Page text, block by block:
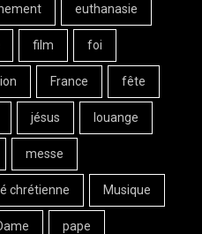
euthanasie
film foi
France fête
jésus louange
messe
chrétienne Musique
pape